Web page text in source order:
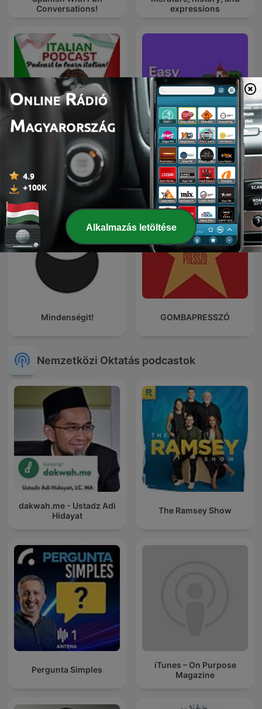
Conversations!
expressions
ITALIA ITALIANI E
ITALIANERIE - Italian
language podcast
Easy English Stories -
English Listening &
Vocabulary
Mindenségit! GOMBAPRESSZÓ
Nemzetközi Oktatás podcastok
dakwah.me - Ustadz Adi
Hidayat
The Ramsey Show
Pergunta Simples
iTunes – On Purpose
Magazine
Alkalmazás letöltése